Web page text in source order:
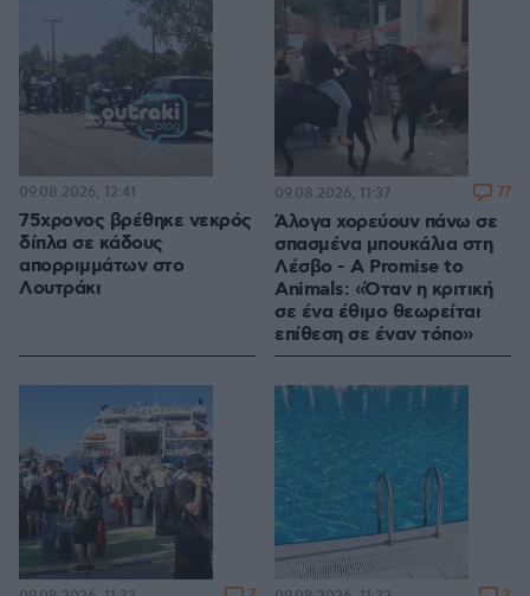
75χρονος βρέθηκε νεκρός
δίπλα σε κάδους
απορριμμάτων στο
Λουτράκι
09.08.2026, 12:41
Άλογα χορεύουν πάνω σε
σπασμένα μπουκάλια στη
Λέσβο - A Promise to
Animals: «Όταν η κριτική
σε ένα έθιμο θεωρείται
επίθεση σε έναν τόπο»
09.08.2026, 11:37 77